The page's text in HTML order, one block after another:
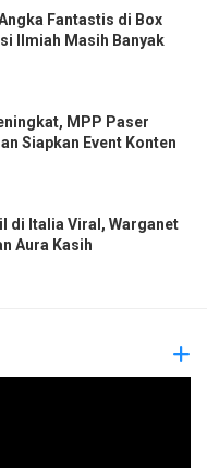
Fantastis di Box
Ilmiah Masih Banyak
MPP Paser
Siapkan Event Konten
di Italia Viral, Warganet
Aura Kasih